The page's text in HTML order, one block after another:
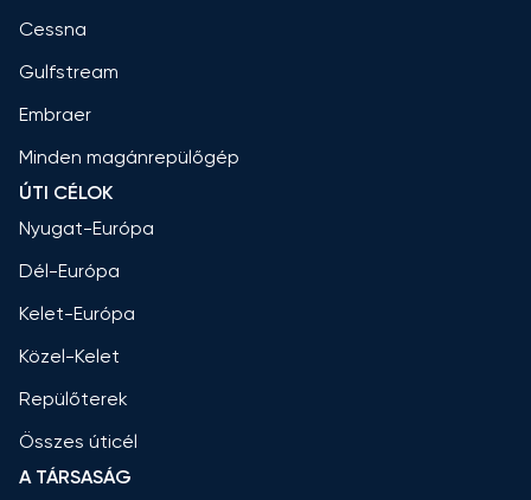
Cessna
Gulfstream
Embraer
Minden magánrepülőgép
ÚTI CÉLOK
Nyugat-Európa
Dél-Európa
Kelet-Európa
Közel-Kelet
Repülőterek
Összes úticél
A TÁRSASÁG